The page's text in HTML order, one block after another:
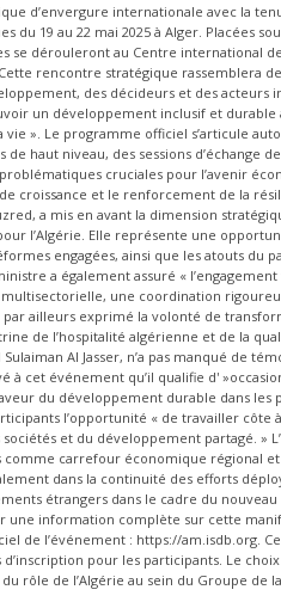
d’envergure internationale avec la
du 19 au 22 mai 2025 à Alger. Placées
se dérouleront au Centre international
rencontre stratégique rassemblera
des décideurs et des acteurs
un développement inclusif et
». Le programme officiel s’articule
haut niveau, des sessions d’échange
cruciales pour l’avenir
croissance et le renforcement de la
a mis en avant la dimension
l’Algérie. Elle représente une
engagées, ainsi que les atouts du
a également assuré «
une coordination
par ailleurs exprimé la volonté de
de l’hospitalité algérienne et de la
Al Jasser, n’a pas manqué de
à cet événement qu’il qualifie d'
du développement durable dans les
l’opportunité « de travailler côte
et du développement partagé. »
carrefour économique régional
dans la continuité des efforts
étrangers dans le cadre du
information complète sur cette
de l’événement : https://am.isdb.org.
pour les participants. Le
rôle de l’Algérie au sein du Groupe de